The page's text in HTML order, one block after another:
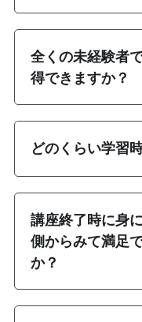
全くの未経験者
得できますか？
どのくらい学習
講座終了時に身
側からみて満足
か？